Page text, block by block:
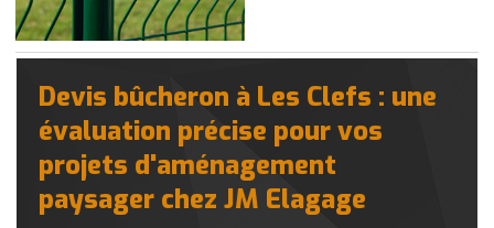
Devis bûcheron à Les Clefs : une
évaluation précise pour vos
projets d'aménagement
paysager chez JM Elagage